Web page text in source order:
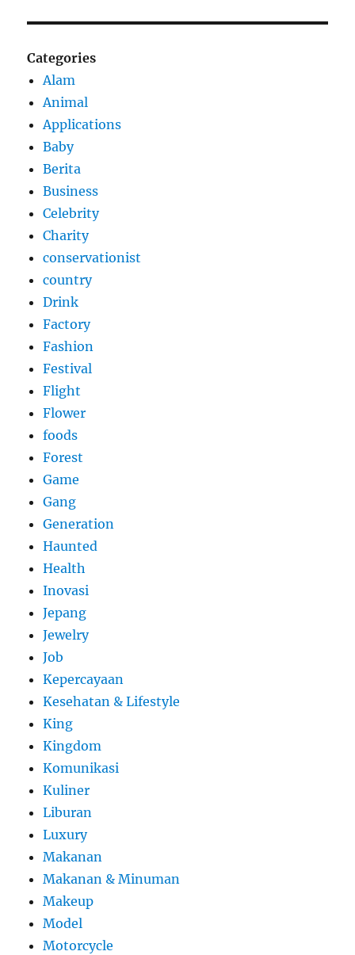
Categories
Alam
Animal
Applications
Baby
Berita
Business
Celebrity
Charity
conservationist
country
Drink
Factory
Fashion
Festival
Flight
Flower
foods
Forest
Game
Gang
Generation
Haunted
Health
Inovasi
Jepang
Jewelry
Job
Kepercayaan
Kesehatan & Lifestyle
King
Kingdom
Komunikasi
Kuliner
Liburan
Luxury
Makanan
Makanan & Minuman
Makeup
Model
Motorcycle